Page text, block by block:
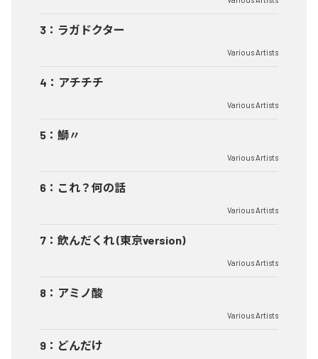
3 ： ラガドクター
Various Artists
4 ： アチチチ
Various Artists
5 ： 鰤〃
Various Artists
6 ： これ？何の話
Various Artists
7 ： 飲んだくれ (東京version)
Various Artists
8 ： アミノ酸
Various Artists
9 ： どんだけ